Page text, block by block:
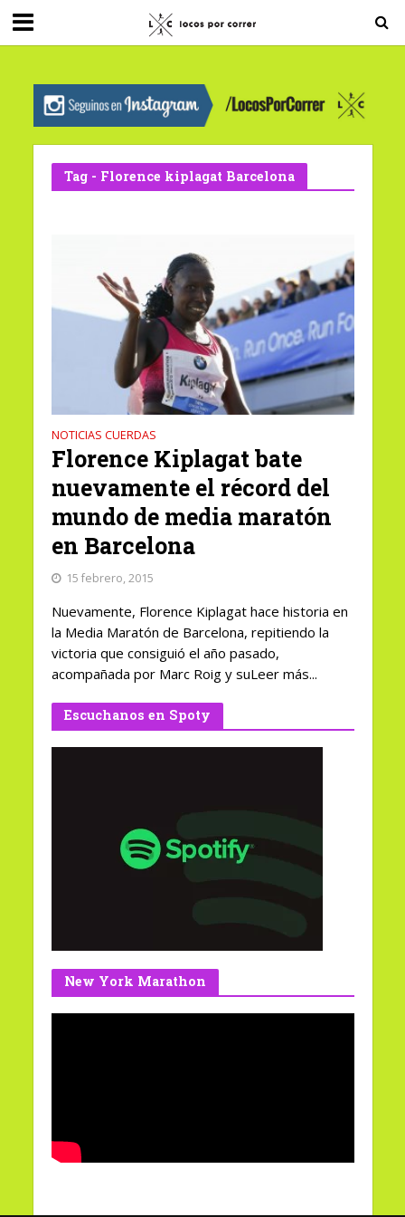
G-0X2PD3RFLV
Tag - Florence kiplagat Barcelona
NOTICIAS CUERDAS
Florence Kiplagat bate
nuevamente el récord del
mundo de media maratón
en Barcelona
15 febrero, 2015
Nuevamente, Florence Kiplagat hace historia en
la Media Maratón de Barcelona, repitiendo la
victoria que consiguió el año pasado,
acompañada por Marc Roig y suLeer más...
Escuchanos en Spoty
New York Marathon